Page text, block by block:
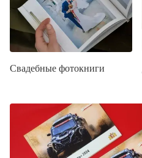
Свадебные фотокниги